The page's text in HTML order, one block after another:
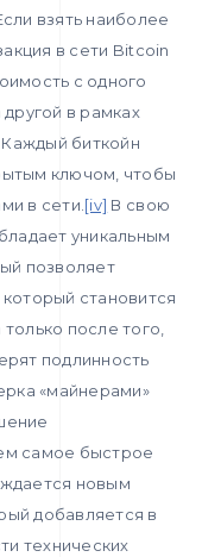
взять наиболее
в сети Bitcoin
с одного
в рамках
Каждый биткойн
ключом, чтобы
в сети. [iv] В свою
уникальным
позволяет
становится
после того,
подлинность
«майнерами»
самое быстрое
новым
добавляется в
технических